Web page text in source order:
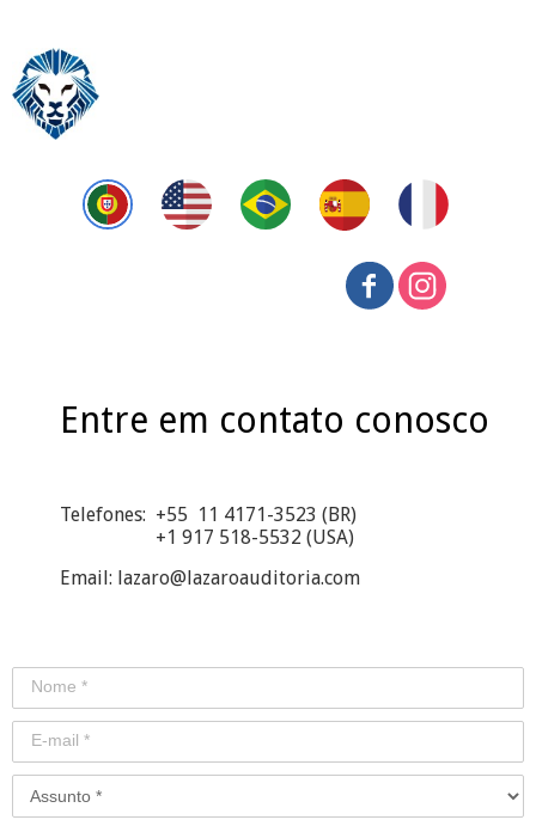
Entre em contato conosco
Telefones: +55 11 4171-3523 (BR)
+1 917 518-5532 (USA)
Email: lazaro@lazaroauditoria.com